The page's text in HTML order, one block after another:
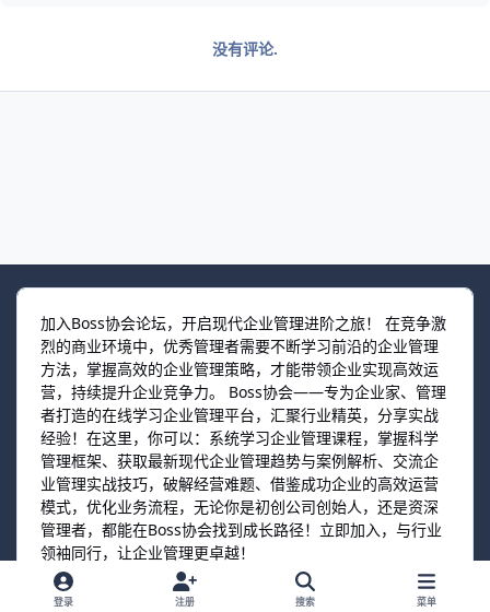
没有评论.
加入Boss协会论坛，开启现代企业管理进阶之旅！ 在竞争激
烈的商业环境中，优秀管理者需要不断学习前沿的企业管理
方法，掌握高效的企业管理策略，才能带领企业实现高效运
营，持续提升企业竞争力。 Boss协会——专为企业家、管理
者打造的在线学习企业管理平台，汇聚行业精英，分享实战
经验！在这里，你可以：系统学习企业管理课程，掌握科学
管理框架、获取最新现代企业管理趋势与案例解析、交流企
业管理实战技巧，破解经营难题、借鉴成功企业的高效运营
模式，优化业务流程，无论你是初创公司创始人，还是资深
管理者，都能在Boss协会找到成长路径！立即加入，与行业
领袖同行，让企业管理更卓越！
登录 注册 搜索 菜单